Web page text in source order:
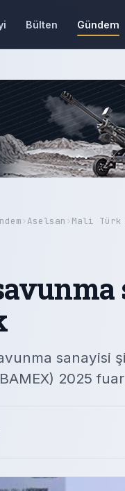
Bülten Gündem
› Aselsan › Mali Türk
sanayisi
2025